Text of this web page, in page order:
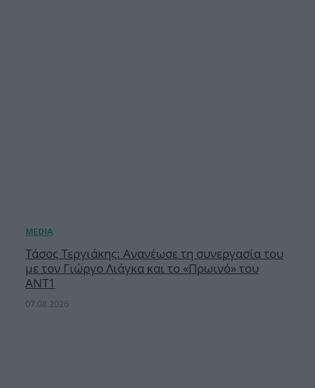
Τάσος Τεργιάκης: Ανανέωσε τη συνεργασία του
με τον Γιώργο Λιάγκα και το «Πρωινό» του
ΑΝΤ1
07.08.2026